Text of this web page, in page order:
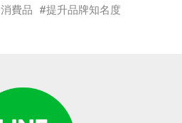
消費品 提升品牌知名度